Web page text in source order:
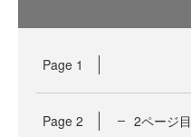
Page 1
Page 2 2ページ目